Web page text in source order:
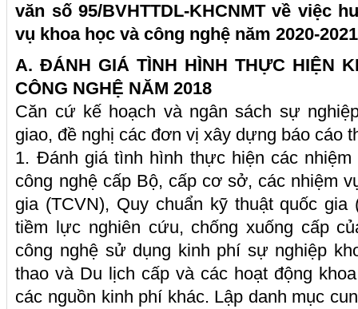
văn số 95/BVHTTDL-KHCNMT về việc
vụ khoa học và công nghệ năm 2020-2021
A. ĐÁNH GIÁ TÌNH HÌNH THỰC HIỆN
CÔNG NGHỆ NĂM 2018
Căn cứ kế hoạch và ngân sách sự
giao, đề nghị các đơn vị xây dựng báo cáo
1. Đánh giá tình hình thực hiện các
công nghệ cấp Bộ, cấp cơ sở, các nhiệm
gia (TCVN), Quy chuẩn kỹ thuật quốc
tiềm lực nghiên cứu, chống xuống cấp
công nghệ sử dụng kinh phí sự nghiệp
thao và Du lịch cấp và các hoạt động
các nguồn kinh phí khác. Lập danh mục